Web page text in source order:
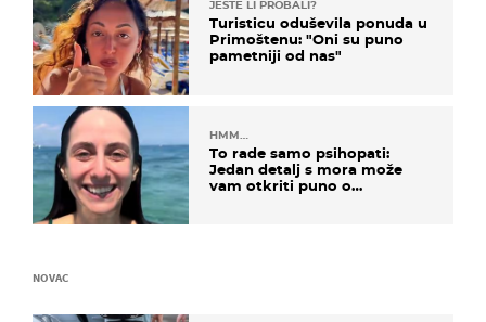
JESTE LI PROBALI?
Turisticu oduševila ponuda u
Primoštenu: "Oni su puno
pametniji od nas"
HMM…
To rade samo psihopati:
Jedan detalj s mora može
vam otkriti puno o
NOVAC